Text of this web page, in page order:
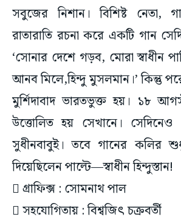
রাতারাতি রচনা করে একটি গান
‘সোনার দেশে গড়ব, মোরা স্বাধীন
আনব মিলে,হিন্দু মুসলমান।’ কিন্তু
মুর্শিদাবাদ ভারতভুক্ত হয়। ১৮
উত্তোলিত হয় সেখানে। সেদিনেও
সুধীনবাবুই। তবে গানের কলির
দিয়েছিলেন পাল্টে—স্বাধীন হিন্দুস্তান!
 গ্রাফিক্স : সোমনাথ পাল
 সহযোগিতায় : বিশ্বজিৎ চক্রবর্তী